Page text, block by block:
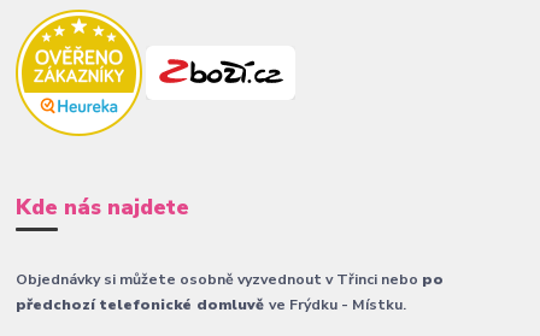
Kde nás najdete
Objednávky si můžete osobně vyzvednout v Třinci nebo po
předchozí telefonické domluvěve Frýdku - Místku.